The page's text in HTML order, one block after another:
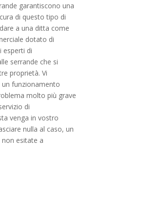
garantiscono una
di questo tipo di
a una ditta come
dotato di
esperti di
serrande che si
proprietà. Vi
un funzionamento
molto più grave
di
venga in vostro
nulla al caso, un
esitate a